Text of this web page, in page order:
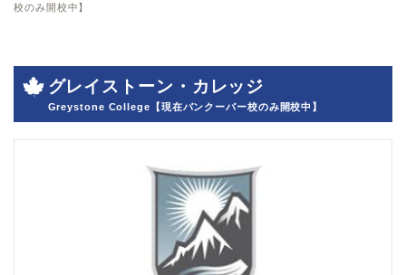
校のみ開校中】
グレイストーン・カレッジ
Greystone College【現在バンクーバー校のみ開校中】